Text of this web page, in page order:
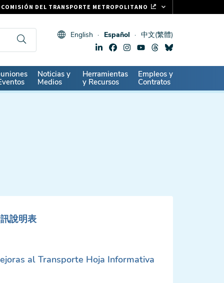
English Español 中文(繁體)
Noticias y
Medios
Herramientas
y Recursos
Empleos y
Contratos
說明表
al Transporte Hoja Informativa
COMISIÓN DEL TRANSPORTE METROPOLITANO
CLIPPER CARD
511.ORG